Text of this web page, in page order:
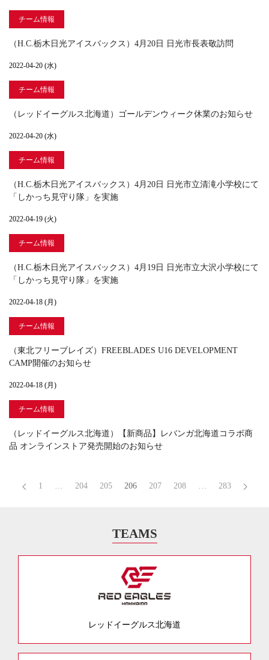
チーム情報
（H.C.栃木日光アイスバックス）4月20日 日光市長表敬訪問
2022-04-20 (水)
チーム情報
（レッドイーグルス北海道）ゴールデンウィーク休業のお知らせ
2022-04-20 (水)
チーム情報
（H.C.栃木日光アイスバックス）4月20日 日光市立清滝小学校にて
「しかっち見守り隊」を実施
2022-04-19 (火)
チーム情報
（H.C.栃木日光アイスバックス）4月19日 日光市立大沢小学校にて
「しかっち見守り隊」を実施
2022-04-18 (月)
チーム情報
（東北フリーブレイズ）FREEBLADES U16 DEVELOPMENT
CAMP開催のお知らせ
2022-04-18 (月)
チーム情報
（レッドイーグルス北海道）【新商品】レバンガ北海道コラボ商
品 オンラインストア発売開始のお知らせ
1 … 204 205 206 207 208 … 283
TEAMS
レッドイーグルス北海道